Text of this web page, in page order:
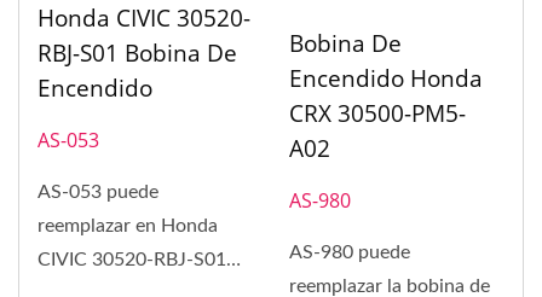
Honda CIVIC 30520-
RBJ-S01 Bobina De
Encendido
AS-053
AS-053 puede
reemplazar en Honda
CIVIC 30520-RBJ-S01
Bobina De
Encendido Honda
CRX 30500-PM5-
A02
AS-980
AS-980 puede
reemplazar la bobina de